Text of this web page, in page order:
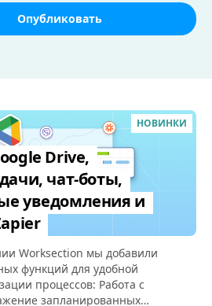
Опубликовать
НОВИНКИ
Drive,
чат-боты,
уведомления и
Worksection мы добавили
функций для удобной
процессов: Работа с
запланированных